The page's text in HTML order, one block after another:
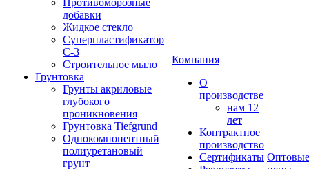
Противоморозные
добавки
Жидкое стекло
Суперпластификатор
С-3
Строительное мыло
Грунтовка
Грунты акриловые
глубокого
проникновения
Грунтовка Tiefgrund
Однокомпонентный
полиуретановый
грунт
Компания
О
производстве
нам 12
лет
Контрактное
производство
Сертификаты Оптовые